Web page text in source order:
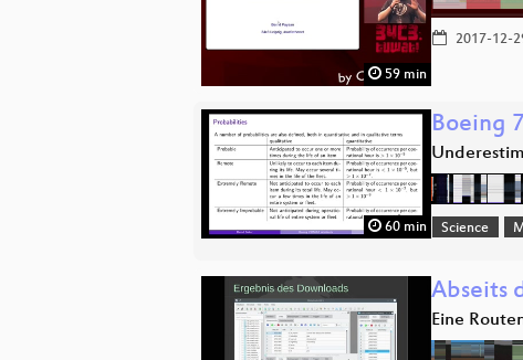
59 min
2017-12-
60 min
Boeing
Science
Abseits
Eine